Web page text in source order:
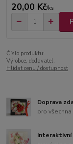
20,00 Kč/ks
Číslo produktu:
Výrobce, dodavatel:
Hlídat cenu / dostupnost
Doprava
pro
Interaktivní